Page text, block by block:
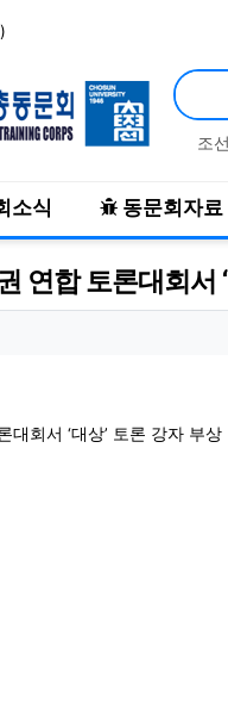
조
소식 동문회자료
연합 토론대회서
대회서 ‘대상’ 토론 강자 부상